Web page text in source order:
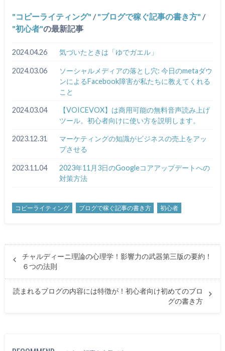
コピーライティング / ブログで稼ぐ記事の書き方 /
初心者 の最新記事
2024.04.26 気づいたときは「ゆでガエル」
2024.03.06
ソーシャルメディアの落とし穴: 今日のmetaダウ
ンによるFacebook障害が私たちに教えてくれる
こと
2024.03.04
【VOICEVOX】は商用可能の無料音声読み上げ
ツール。初心者向けに使い方を説明します。
2023.12.31
マーケティングの知識がビジネスの売上をアッ
プさせる
2023.11.04
2023年11月3日のGoogleコアアップデートへの
対策方法
コピーライティング ブログで稼ぐ記事の書き方 初心者
チャルディーニ理論の心理学！影響力の武器第三版の要約！
６つの法則
読まれるブログの内容には特徴が！初心者向け初めてのブロ
グの書き方